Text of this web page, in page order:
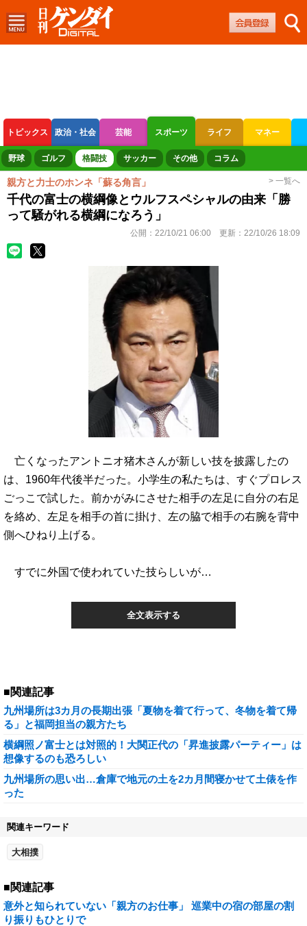
トピックス 政治・社会 芸能 スポーツ ライフ マネー
ボートレース 競輪 オートレース
野球 ゴルフ 格闘技 サッカー その他 コラム
親方と力士のホンネ「蘇る角言」 > 一覧へ
千代の富士の横綱像とウルフスペシャルの由来「勝
って騒がれる横綱になろう」
公開： 22/10/21 06:00 更新： 22/10/26 18:09
亡くなったアントニオ猪木さんが新しい技を披露したの
は、1960年代後半だった。小学生の私たちは、すぐプロレス
ごっこで試した。前かがみにさせた相手の左足に自分の右足
を絡め、左足を相手の首に掛け、左の脇で相手の右腕を背中
側へひねり上げる。
すでに外国で使われていた技らしいが…
全文表示する
■関連記事
九州場所は3カ月の長期出張「夏物を着て行って、冬物を着て帰
る」と福岡担当の親方たち
横綱照ノ富士とは対照的！大関正代の「昇進披露パーティー」は
想像するのも恐ろしい
九州場所の思い出…倉庫で地元の土を2カ月間寝かせて土俵を作
った
関連キーワード
大相撲
■関連記事
意外と知られていない「親方のお仕事」 巡業中の宿の部屋の割
り振りもひとりで